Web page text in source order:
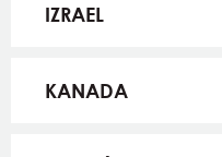
IZRAEL
KANADA